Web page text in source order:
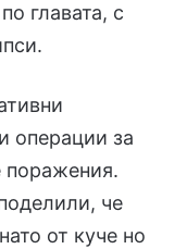
главата, с
операции за
поражения.
че
от куче но